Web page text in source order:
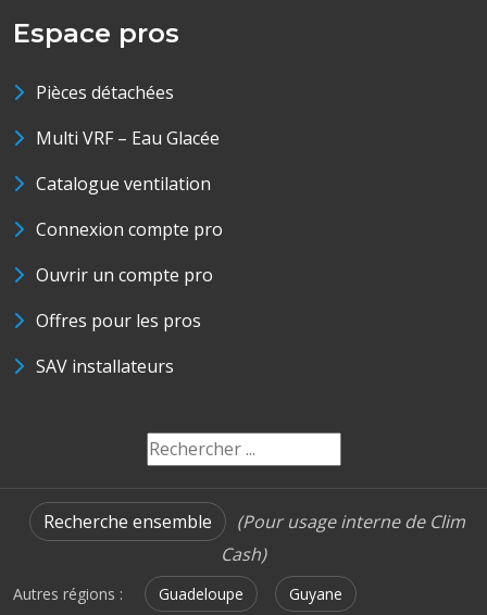
Espace pros
Pièces détachées
Multi VRF – Eau Glacée
Catalogue ventilation
Connexion compte pro
Ouvrir un compte pro
Offres pour les pros
SAV installateurs
Recherche ensemble
(Pour usage interne de Clim
Cash)
Autres régions : Guadeloupe Guyane